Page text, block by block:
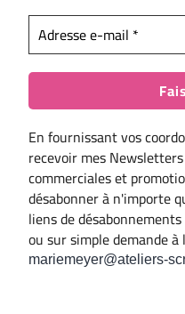
En fournissant vos
recevoir mes
commerciales et
désabonner à n'importe
liens de
ou sur simple demande à
mariemeyer@ateliers-